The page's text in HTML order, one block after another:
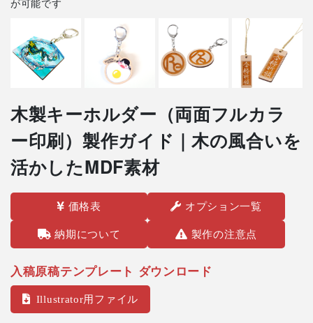
木製キーホルダー（両面フルカラ
ー印刷）製作ガイド｜木の風合いを
活かしたMDF素材
価格表 オプション一覧
納期について 製作の注意点
入稿原稿テンプレート ダウンロード
Illustrator用ファイル